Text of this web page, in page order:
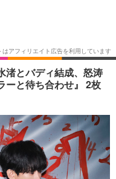
その他
渚とバディ結成、怒涛
ーと待ち合わせ』 2枚